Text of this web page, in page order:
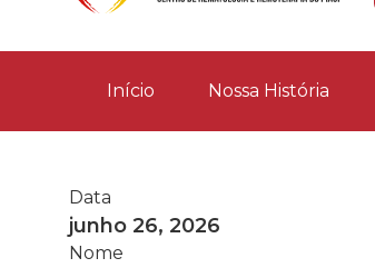
Início Nossa História
Data
junho 26, 2026
Nome